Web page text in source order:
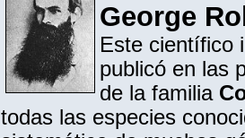
George
Este científico
publicó en las
de la familia
todas las especies